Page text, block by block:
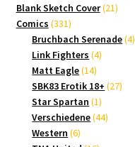
Blank Sketch Cover 2121
Comics 331331
Produkte
Bruchbach Serenade 44
Link Fighters 44
Matt Eagle 1414
Produkte
SBK83 Erotik 18+ 2727
Star Spartan 11
Produkt
Verschiedene 4444
Western 66